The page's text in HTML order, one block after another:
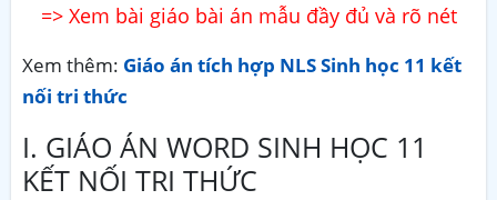
=> Xem bài giáo bài án mẫu đầy đủ và rõ nét
Xem thêm: Giáo án tích hợp NLS Sinh học 11 kết
nối tri thức
I. GIÁO ÁN WORD SINH HỌC 11
KẾT NỐI TRI THỨC